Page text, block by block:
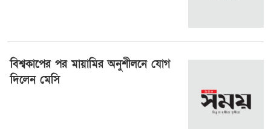
বিশ্বকাপের পর মায়ামির অনুশীলনে যোগ
দিলেন মেসি